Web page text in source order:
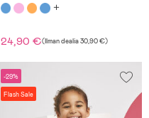
24,90 €(Ilman dealia30,90 €)
-29%
Flash Sale